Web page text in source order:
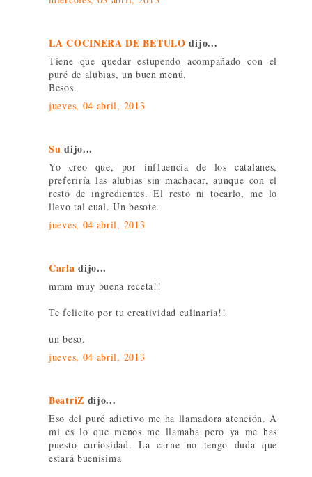
LA COCINERA DE BETULO dijo...
Tiene que quedar estupendo acompañado con el
puré de alubias, un buen menú.
Besos.
jueves, 04 abril, 2013
Su dijo...
Yo creo que, por influencia de los catalanes,
preferiría las alubias sin machacar, aunque con el
resto de ingredientes. El resto ni tocarlo, me lo
llevo tal cual. Un besote.
jueves, 04 abril, 2013
Carla dijo...
mmm muy buena receta!!
Te felicito por tu creatividad culinaria!!
un beso.
jueves, 04 abril, 2013
BeatriZ dijo...
Eso del puré adictivo me ha llamadora atención. A
mi es lo que menos me llamaba pero ya me has
puesto curiosidad. La carne no tengo duda que
estará buenísima